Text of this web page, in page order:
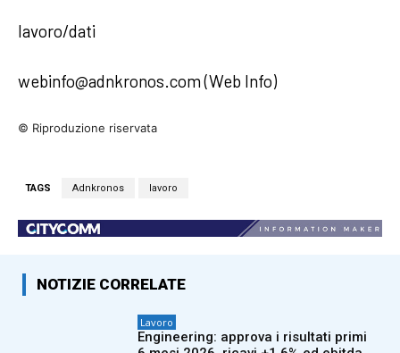
lavoro/dati
webinfo@adnkronos.com (Web Info)
© Riproduzione riservata
TAGS Adnkronos lavoro
NOTIZIE CORRELATE
Lavoro
Engineering: approva i risultati primi